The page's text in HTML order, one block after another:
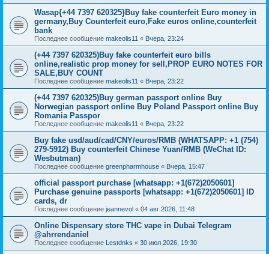
Wasap{+44 7397 620325}Buy fake counterfeit Euro money in
germany,Buy Counterfeit euro,Fake euros online,counterfeit
bank
Последнее сообщение makeolis11 « Вчера, 23:24
(+44 7397 620325)Buy fake counterfeit euro bills
online,realistic prop money for sell,PROP EURO NOTES FOR
SALE,BUY COUNT
Последнее сообщение makeolis11 « Вчера, 23:22
(+44 7397 620325)Buy german passport online Buy
Norwegian passport online Buy Poland Passport online Buy
Romania Passpor
Последнее сообщение makeolis11 « Вчера, 23:22
Buy fake usd/aud/cad/CNY/euros/RMB (WHATSAPP: +1 (754)
279-5912) Buy counterfeit Chinese Yuan/RMB (WeChat ID:
Wesbutman)
Последнее сообщение greenpharmhouse « Вчера, 15:47
official passport purchase [whatsapp: +1(672)2050601]
Purchase genuine passports [whatsapp: +1(672)2050601] ID
cards, dr
Последнее сообщение jeannevol « 04 авг 2026, 11:48
Online Dispensary store THC vape in Dubai Telegram
@ahrrendaniel
Последнее сообщение Lestdnks « 30 июл 2026, 19:30